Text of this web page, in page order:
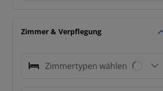
Zimmer & Verpflegung
Zimmertypen wählen